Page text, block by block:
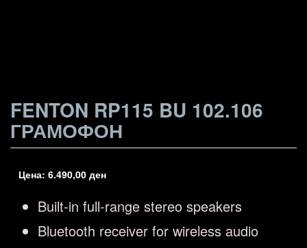
FENTON RP115 BU 102.106
ГРАМОФОН
Цена: 6.490,00 ден
Built-in full-range stereo speakers
Bluetooth receiver for wireless audio